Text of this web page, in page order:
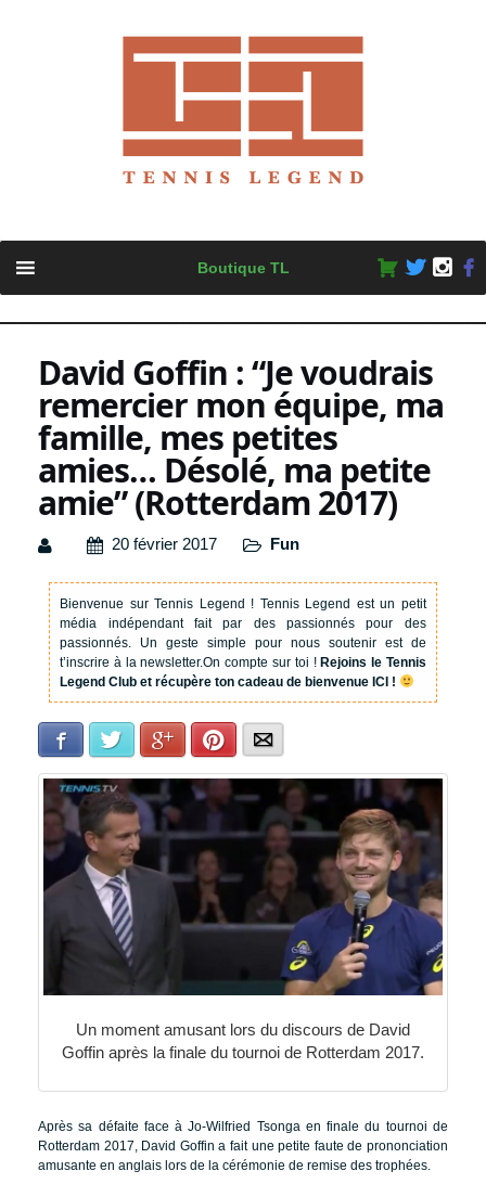
content
Boutique TL
David Goffin : “Je voudrais
remercier mon équipe, ma
famille, mes petites
amies… Désolé, ma petite
amie” (Rotterdam 2017)
20 février 2017 Fun
Bienvenue sur Tennis Legend ! Tennis Legend est un petit
média indépendant fait par des passionnés pour des
passionnés. Un geste simple pour nous soutenir est de
t’inscrire à la newsletter.On compte sur toi !Rejoins le Tennis
Legend Club et récupère ton cadeau de bienvenue ICI !
Facebook Twitter Google+Pinterest
Un moment amusant lors du discours de David
Goffin après la finale du tournoi de Rotterdam 2017.
Après sa défaite face à Jo-Wilfried Tsonga en finale du tournoi de
Rotterdam 2017, David Goffin a fait une petite faute de prononciation
amusante en anglais lors de la cérémonie de remise des trophées.